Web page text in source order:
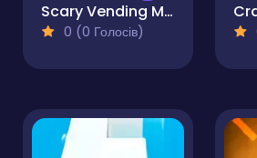
Scary Vending Machine
0 (0 Голосів)